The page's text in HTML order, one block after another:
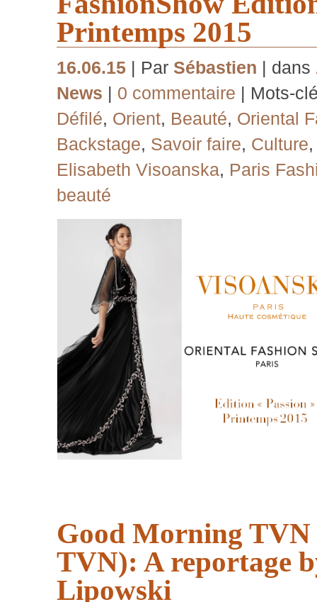
Printemps 2015
16.06.15 | Par Sébastien | dans
News | 0 commentaire | Mots-
Défilé, Orient, Beauté, Oriental
Backstage, Savoir faire, Culture,
Elisabeth Visoanska, Paris
beauté
Good Morning
TVN): A reportage
Lipowski